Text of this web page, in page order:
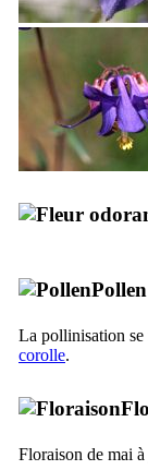
Pollen
La pollinisation se
corolle.
Floraison de mai